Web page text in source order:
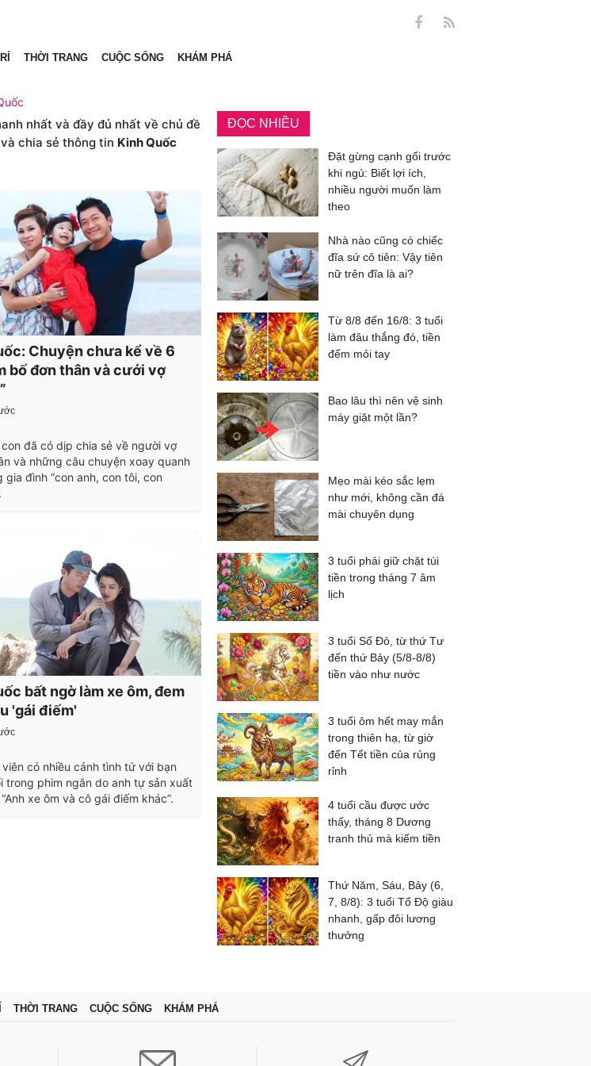
THỜI TRANG CUỘC SỐNG KHÁM PHÁ
nhất và đầy đủ nhất về chủ đề
và chia sẻ thông tin Kinh Quốc
Chuyện chưa kể về 6
bố đơn thân và cưới vợ
đã có dịp chia sẻ về người vợ
và những câu chuyện xoay quanh
gia đình “con anh, con tôi, con
bất ngờ làm xe ôm, đem
'gái điếm'
có nhiều cảnh tình tứ với bạn
trong phim ngắn do anh tự sản xuất
xe ôm và cô gái điếm khác”.
ĐỌC NHIỀU
Đặt gừng cạnh gối trước
khi ngủ: Biết lợi ích,
nhiều người muốn làm
theo
Nhà nào cũng có chiếc
đĩa sứ cô tiên: Vậy tiên
nữ trên đĩa là ai?
Từ 8/8 đến 16/8: 3 tuổi
làm đâu thắng đó, tiền
đếm mỏi tay
Bao lâu thì nên vệ sinh
máy giặt một lần?
Mẹo mài kéo sắc lẹm
như mới, không cần đá
mài chuyên dụng
3 tuổi phải giữ chặt túi
tiền trong tháng 7 âm
lịch
3 tuổi Số Đỏ, từ thứ Tư
đến thứ Bảy (5/8-8/8)
tiền vào như nước
3 tuổi ôm hết may mắn
trong thiên hạ, từ giờ
đến Tết tiền của rủng
rỉnh
4 tuổi cầu được ước
thấy, tháng 8 Dương
tranh thủ mà kiếm tiền
Thứ Năm, Sáu, Bảy (6,
7, 8/8): 3 tuổi Tổ Độ giàu
nhanh, gấp đôi lương
thưởng
THỜI TRANG CUỘC SỐNG KHÁM PHÁ